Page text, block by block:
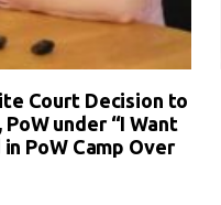
Court Decision to
under “I Want
PoW Camp Over